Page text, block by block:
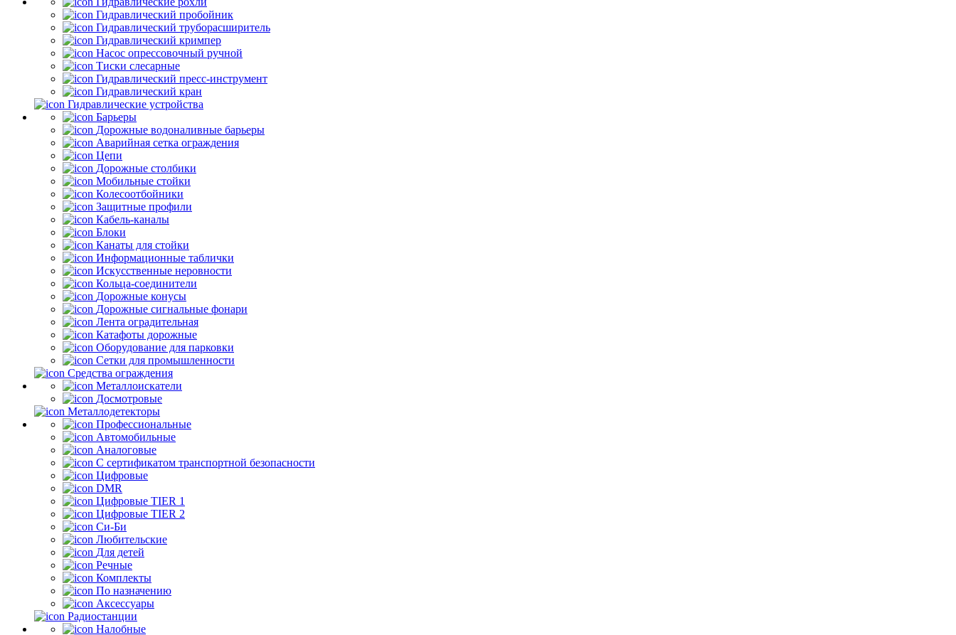
Гидравлический пробойник
Гидравлический труборасширитель
Гидравлический кримпер
Насос опрессовочный ручной
Тиски слесарные
Гидравлический пресс-инструмент
Гидравлический кран
Гидравлические устройства
Барьеры
Дорожные водоналивные барьеры
Аварийная сетка ограждения
Цепи
Дорожные столбики
Мобильные стойки
Колесоотбойники
Защитные профили
Кабель-каналы
Блоки
Канаты для стойки
Информационные таблички
Искусственные неровности
Кольца-соединители
Дорожные конусы
Дорожные сигнальные фонари
Лента оградительная
Катафоты дорожные
Оборудование для парковки
Сетки для промышленности
Средства ограждения
Металлоискатели
Досмотровые
Металлодетекторы
Профессиональные
Автомобильные
Аналоговые
С сертификатом транспортной безопасности
Цифровые
DMR
Цифровые TIER 1
Цифровые TIER 2
Си-Би
Любительские
Для детей
Речные
Комплекты
По назначению
Аксессуары
Радиостанции
Налобные